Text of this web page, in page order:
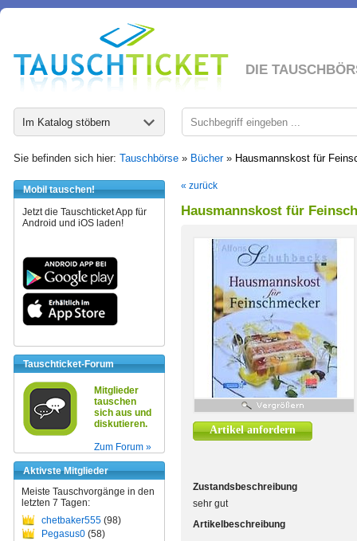
DIE
Im Katalog stöbern
Sie befinden sich hier: Tauschbörse » Bücher» Hausmannskost für
Mobil tauschen!
Jetzt die Tauschticket App für
Android und iOS laden!
Tauschticket-Forum
Mitglieder
tauschen
sich aus und
diskutieren.
Zum Forum »
Aktivste Mitglieder
Meiste Tauschvorgänge in den
letzten 7 Tagen:
chetbaker555 (98)
Pegasus0 (58)
« zurück
Hausmannskost für
Artikel anfordern
Zustandsbeschreibung
sehr gut
Artikelbeschreibung